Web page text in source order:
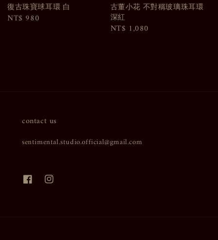
復古珠寶球耳環 白
Regular
NT$ 980
古董小花 不對稱玻璃珠耳環
深紅
Regular
NT$ 1,080
contact us
sentimental.studio.official@gmail.com